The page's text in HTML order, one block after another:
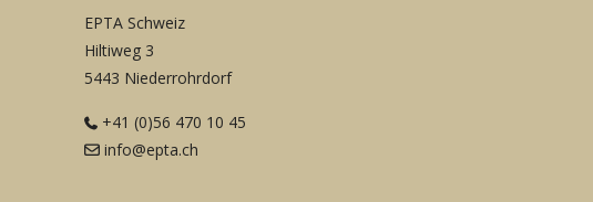
EPTA Schweiz
Hiltiweg 3
5443 Niederrohrdorf
+41 (0)56 470 10 45
info@epta.ch